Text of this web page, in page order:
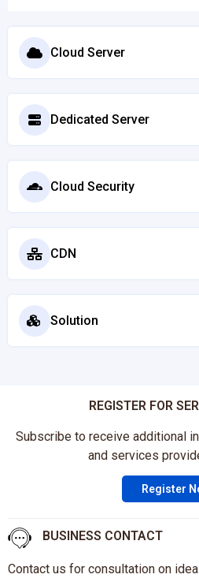
Cloud Server
Dedicated Server
Cloud Security
CDN
Solution
REGISTER FOR
Subscribe to receive additional
and services
Register
BUSINESS CONTACT
Contact us for consultation on